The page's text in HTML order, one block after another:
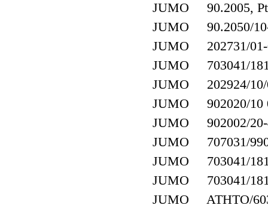
JUMO 90.2005,
JUMO 90.2050/10-
JUMO 202731/01-
JUMO 703041/
JUMO 202924/10/
JUMO 902020/10
JUMO 902002/20-
JUMO 707031/
JUMO 703041/
JUMO 703041/
JUMO ATHTO/